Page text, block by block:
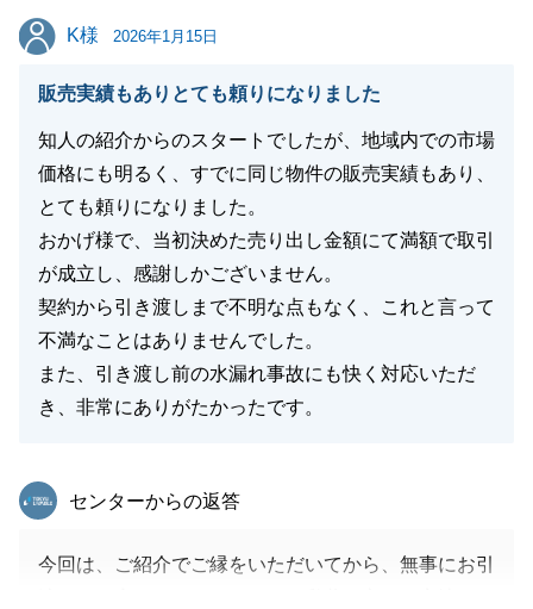
閉じる
K様
K様 2026年1月15日
販売実績もありとても頼りになりました
知人の紹介からのスタートでしたが、地域内での市場
価格にも明るく、すでに同じ物件の販売実績もあり、
とても頼りになりました。
おかげ様で、当初決めた売り出し金額にて満額で取引
が成立し、感謝しかございません。
契約から引き渡しまで不明な点もなく、これと言って
不満なことはありませんでした。
また、引き渡し前の水漏れ事故にも快く対応いただ
き、非常にありがたかったです。
東急リバブル
センターからの返答
今回は、ご紹介でご縁をいただいてから、無事にお引